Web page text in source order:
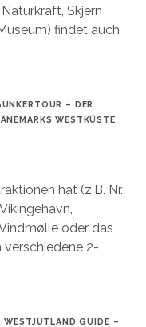
Skjern
findet auch
– DER
WESTKÜSTE
hat (z.B. Nr.
oder das
verschiedene 2-
WESTJÜTLAND GUIDE –